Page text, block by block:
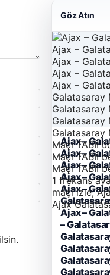
Hastaş
26/05/2026
Göz Atın
Ajax –
Ajax –
Ajax –
Ajax –
Ajax –
Ajax –
–